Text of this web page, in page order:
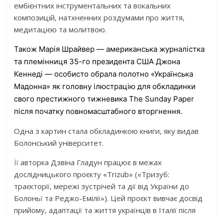
ембієнтних інструментальних та вокальних
композицій, натхненних роздумами про життя,
медитацією та молитвою.
Також Марія Шрайвер — американська журналістка
та племінниця 35-го президента США Джона
Кеннеді — особисто обрала полотно «Українська
Мадонна» як головну ілюстрацію для обкладинки
свого престижного тижневика The Sunday Paper
після початку повномасштабного вторгнення.
Одна з картин стала обкладинкою книги, яку видав
Болонський університет.
Її авторка Дзвіна Гладун працює в межах
дослідницького проєкту «Trizub» («Тризуб:
траєкторії, мережі зустрічей та дії від України до
Болоньї та Реджо-Емілії»). Цей проєкт вивчає досвід
прийому, адаптації та життя українців в Італії після